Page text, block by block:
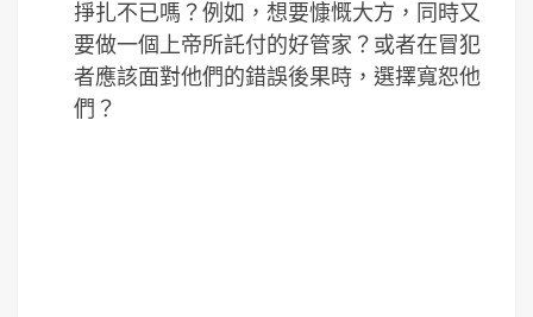
掙扎不已嗎？例如，想要慷慨大方，同時又
要做一個上帝所託付的好管家？或者在冒犯
者應該面對他們的錯誤後果時，選擇寬恕他
們？